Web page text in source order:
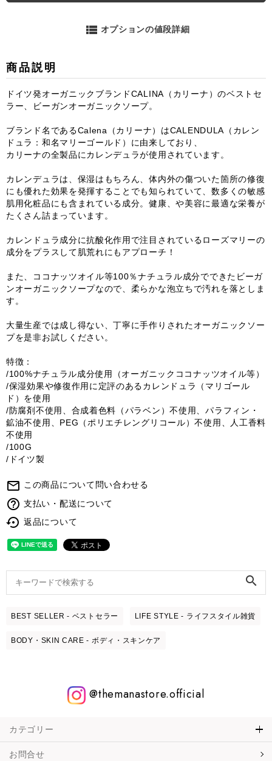
view_list オプションの値段詳細
商品説明
ドイツ発オーガニックブランドCALINA（カリーナ）のベストセ
ラー、ビーガンオーガニックソープ。
ブランド名であるCalena（カリーナ）はCALENDULA（カレン
ドュラ：和名マリーゴールド）に由来しており、
カリーナの全製品にカレンデュラが使用されています。
カレンデュラは、保湿はもちろん、体内外の傷ついた箇所の修復
にも優れた効果を発揮することでも知られていて、数多くの敏感
肌用化粧品にも含まれている成分。健康、や美容に最適な栄養が
たくさん詰まっています。
カレンドュラ成分に抗酸化作用で注目されているローズマリーの
成分をプラスして肌荒れにもアプローチ！
また、ココナッツオイル等100％ナチュラル成分でできたビーガ
ンオーガニックソープなので、柔らかな泡立ちで汚れを落としま
す。
大量生産では成し得ない、丁寧に手作りされたオーガニックソー
プを是非お試しください。
特徴：
/100%ナチュラル成分使用（オーガニックココナッツオイル等）
/保湿効果や修復作用に定評のあるカレンドュラ（マリゴール
ド）を使用
/防腐剤不使用、合成着色料（パラベン）不使用、パラフィン・
鉱油不使用、PEG（ポリエチレングリコール）不使用、人工香料
不使用
/100G
/ドイツ製
mail_outline この商品について問い合わせる
help_outline 支払い・配送について
settings_backup_restore 返品について
search
BEST SELLER - ベストセラー LIFE STYLE - ライフスタイル雑貨
BODY・SKIN CARE - ボディ・スキンケア
@themanastore.official
カテゴリー
お問合せ